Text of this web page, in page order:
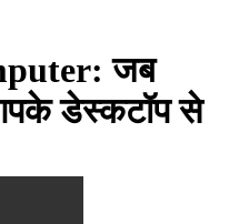
जब
डेस्कटॉप से